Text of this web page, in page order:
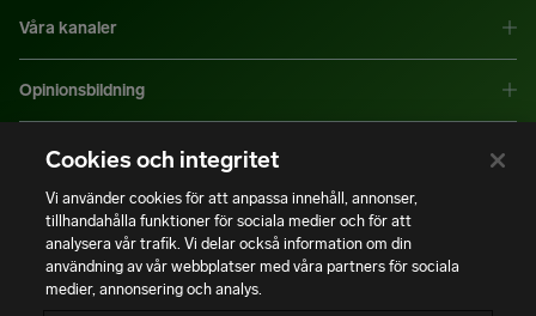
Våra kanaler
Opinionsbildning
Mer information
Copyright © Installatörsföretagen. Alla rättigheter förbehålls.
Integritetspolicy | Användning av cookies | Bli medlem
Cookies och integritet
Vi använder cookies för att anpassa innehåll, annonser,
tillhandahålla funktioner för sociala medier och för att
analysera vår trafik. Vi delar också information om din
användning av vår webbplatser med våra partners för sociala
medier, annonsering och analys.